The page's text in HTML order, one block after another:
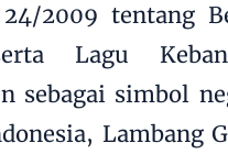
2009 tentang
Lagu
sebagai simbol
Lambang